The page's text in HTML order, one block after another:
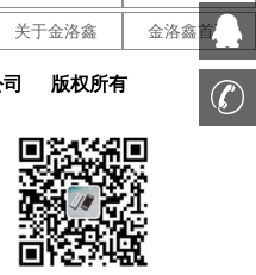
晶振
晶振 NKG晶振
晶振 CTS晶振
德晶振
晶振 AbraconCrystal
晶振
日蚀晶振
林雷晶振 SiTimeCrystal
关于金洛鑫 金洛鑫首页
版权所有